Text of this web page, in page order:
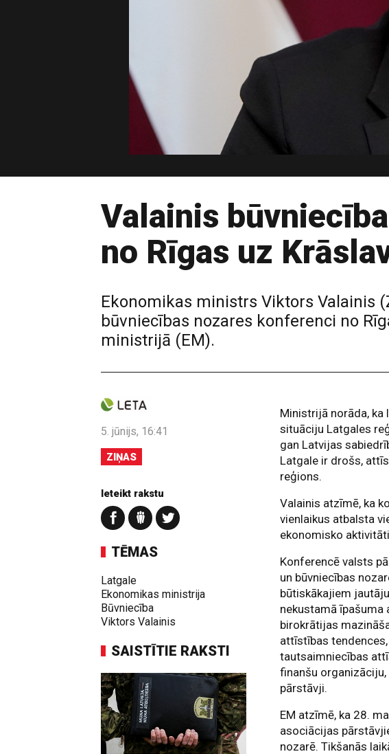
Valainis
no Rīgas uz
Ekonomikas ministrs Viktors Valainis
būvniecības nozares konferenci no
ministrijā (EM).
5. jūnijs, 16:41
ZIŅAS
Ieteikt rakstu
TĒMAS
Latgale
Ekonomikas ministrija
Būvniecība
Viktors Valainis
SAISTĪTIE RAKSTI
Ministrijā norāda, ka
situāciju Latgales
gan Latvijas
Latgale ir drošs,
reģions.
Valainis atzīmē, ka
vienlaikus atbalsta
ekonomisko
Konferencē valsts
un būvniecības
būtiskākajiem
nekustamā
birokrātijas
attīstības
tautsaimniecības
finanšu
pārstāvji.
EM atzīmē, ka 28.
asociācijas
nozarē. Tikšanās